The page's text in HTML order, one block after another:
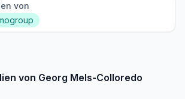
von
von Georg Mels-Colloredo